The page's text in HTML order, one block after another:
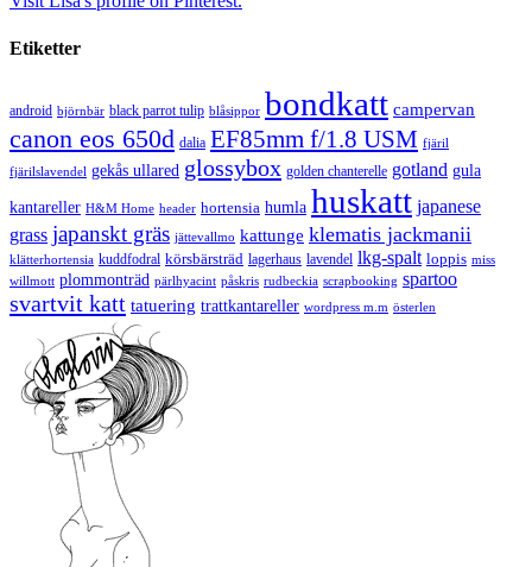
Etiketter
android björnbär black parrot tulip blåsippor bondkatt campervan
canon eos 650d dalia EF85mm f/1.8 USM fjäril
fjärilslavendel gekås ullared glossybox golden chanterelle gotland gula
kantareller H&M Home header hortensia humla huskatt japanese
grass japanskt gräs jättevallmo kattunge klematis jackmanii
klätterhortensia kuddfodral körsbärsträd lagerhaus lavendel lkg-spalt loppis miss
willmott plommonträd pärlhyacint påskris rudbeckia scrapbooking spartoo
svartvit katt tatuering trattkantareller wordpress m.m österlen